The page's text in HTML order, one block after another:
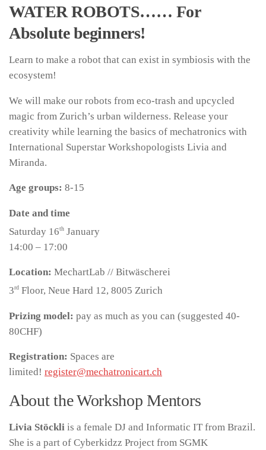
WATER ROBOTS…… For
Absolute beginners!
Learn to make a robot that can exist in symbiosis with the
ecosystem!
We will make our robots from eco-trash and upcycled
magic from Zurich’s urban wilderness. Release your
creativity while learning the basics of mechatronics with
International Superstar Workshopologists Livia and
Miranda.
Age groups: 8-15
Date and time
Saturday 16th January
14:00 – 17:00
Location: MechartLab // Bitwäscherei
3rd Floor, Neue Hard 12, 8005 Zurich
Prizing model: pay as much as you can (suggested 40-
80CHF)
Registration: Spaces are
limited! register@mechatronicart.ch
About the Workshop Mentors
Livia Stöckli is a female DJ and Informatic IT from Brazil.
She is a part of Cyberkidzz Project from SGMK